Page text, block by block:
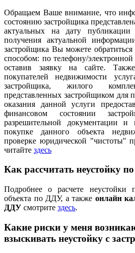
Обращаем Ваше внимание, что
состоянию застройщика
актуальных на дату
получения актуальной
застройщика Вы можете
способом: по телефону/
оставив заявку на сайте.
покупателей недвижимости
застройщика, жилого
представленных застройщиком для
оказания данной услуги
финансовом состоянии
разрешительной документации
покупке данного объекта
проверке юридической "чистоты"
читайте здесь
Как рассчитать неустойку
Подробнее о расчете неустойки
объекта по ДДУ, а также онлайн
ДДУ смотрите здесь.
Какие риски у меня
взыскивать неустойку с